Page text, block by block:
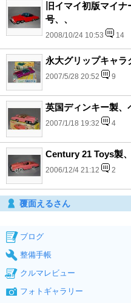
旧イマイ初版マイ
号、、
2008/10/24 10:53 14
永大グリップキャラ
2007/5/28 20:52 9
英国ディンキー製、
2007/1/18 19:32 4
Century 21 Toys製
2006/12/4 21:12 2
覆面えるさん
ブログ
整備手帳
クルマレビュー
フォトギャラリー